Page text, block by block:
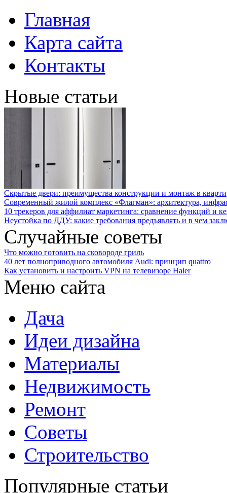
Главная
Карта сайта
Контакты
Новые статьи
Скрытые двери: преимущества конструкции и монтаж в
Современный жилой комплекс «Флагман»: архитектура,
10 трекеров для аффилиат маркетинга: сравнение функций и
Неустойка по ДДУ: какие требования предъявлять и в чем
Случайные советы
Что можно готовить на сковороде гриль
40 лет полноприводного автомобиля Audi: принцип quattro
Как установить и настроить VPN на телевизоре Haier
Меню сайта
Дача
Идеи дизайна
Материалы
Недвижимость
Ремонт
Советы
Строительство
Популярные статьи